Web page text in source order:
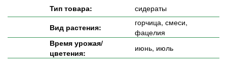
Тип товара:
сидераты
Вид растения:
горчица, смеси,
фацелия
Время урожая/
цветения:
июнь, июль